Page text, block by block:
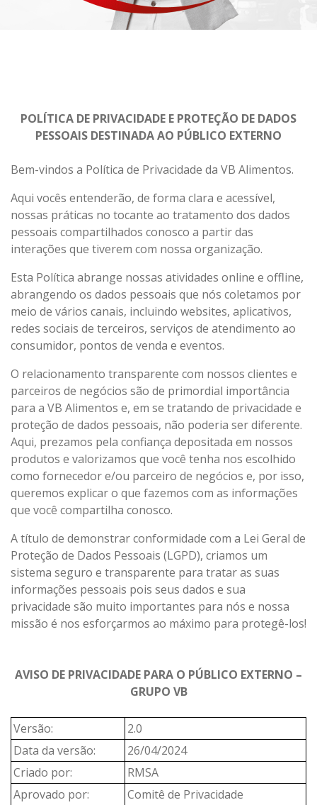
POLÍTICA DE PRIVACIDADE E PROTEÇÃO DE DADOS
PESSOAIS DESTINADA AO PÚBLICO EXTERNO
Bem-vindos a Política de Privacidade da VB Alimentos.
Aqui vocês entenderão, de forma clara e acessível,
nossas práticas no tocante ao tratamento dos dados
pessoais compartilhados conosco a partir das
interações que tiverem com nossa organização.
Esta Política abrange nossas atividades online e offline,
abrangendo os dados pessoais que nós coletamos por
meio de vários canais, incluindo websites, aplicativos,
redes sociais de terceiros, serviços de atendimento ao
consumidor, pontos de venda e eventos.
O relacionamento transparente com nossos clientes e
parceiros de negócios são de primordial importância
para a VB Alimentos e, em se tratando de privacidade e
proteção de dados pessoais, não poderia ser diferente.
Aqui, prezamos pela confiança depositada em nossos
produtos e valorizamos que você tenha nos escolhido
como fornecedor e/ou parceiro de negócios e, por isso,
queremos explicar o que fazemos com as informações
que você compartilha conosco.
A título de demonstrar conformidade com a Lei Geral de
Proteção de Dados Pessoais (LGPD), criamos um
sistema seguro e transparente para tratar as suas
informações pessoais pois seus dados e sua
privacidade são muito importantes para nós e nossa
missão é nos esforçarmos ao máximo para protegê-los!
AVISO DE PRIVACIDADE PARA O PÚBLICO EXTERNO –
GRUPO VB
Versão:
2.0
Data da versão:
26/04/2024
Criado por:
RMSA
Aprovado por:
Comitê de Privacidade